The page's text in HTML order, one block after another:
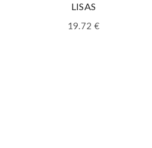
LISAS
19.72 €